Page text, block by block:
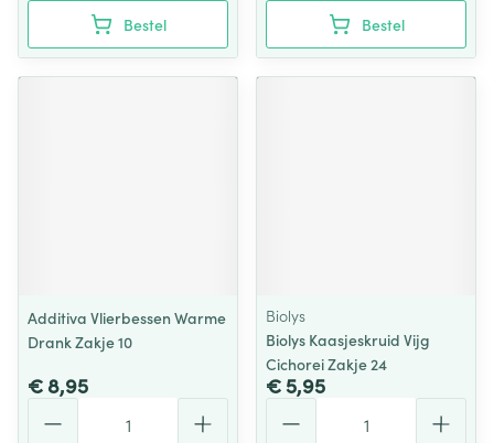
Bestel Bestel
Additiva Vlierbessen Warme
Drank Zakje 10
€ 8,95
Biolys
Biolys Kaasjeskruid Vijg
Cichorei Zakje 24
€ 5,95